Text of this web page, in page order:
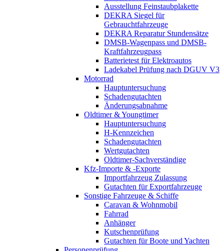
Ausstellung Feinstaubplakette
DEKRA Siegel für
Gebrauchtfahrzeuge
DEKRA Reparatur Stundensätze
DMSB-Wagenpass und DMSB-
Kraftfahrzeugpass
Batterietest für Elektroautos
Ladekabel Prüfung nach DGUV V3
Motorrad
Hauptuntersuchung
Schadengutachten
Änderungsabnahme
Oldtimer & Youngtimer
Hauptuntersuchung
H-Kennzeichen
Schadengutachten
Wertgutachten
Oldtimer-Sachverständige
Kfz-Importe & -Exporte
Importfahrzeug Zulassung
Gutachten für Exportfahrzeuge
Sonstige Fahrzeuge & Schiffe
Caravan & Wohnmobil
Fahrrad
Anhänger
Kutschenprüfung
Gutachten für Boote und Yachten